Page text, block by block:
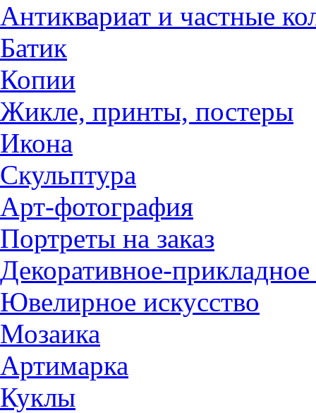
Антиквариат и частные
Батик
Копии
Жикле, принты, постеры
Икона
Скульптура
Арт-фотография
Портреты на заказ
Декоративное-прикладное
Ювелирное искусство
Мозаика
Артимарка
Куклы